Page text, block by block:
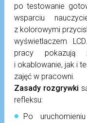
po testowanie
wsparciu
z kolorowymi
wyświetlaczem
pracy pokazują
i okablowanie, jak i
zajęć w pracowni.
Zasady rozgrywki
refleksu:
Po